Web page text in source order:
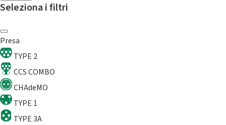
Seleziona i filtri
Presa
TYPE 2
CCS COMBO
CHAdeMO
TYPE 1
TYPE 3A